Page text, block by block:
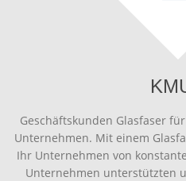
Geschäftskunden Glasfaser
Unternehmen. Mit einem
Ihr Unternehmen von
Unternehmen unterstützten